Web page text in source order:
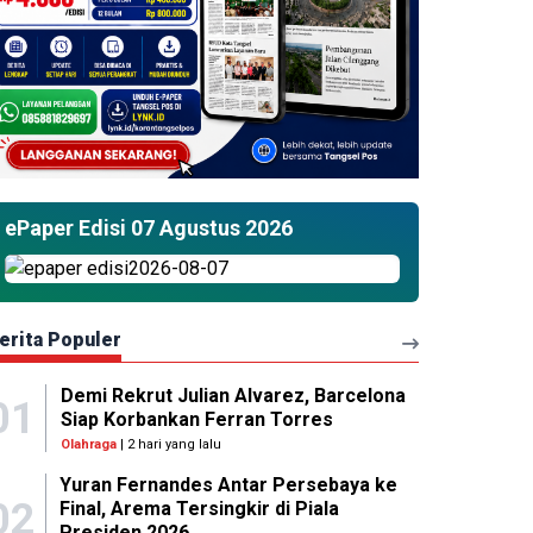
ePaper Edisi 07 Agustus 2026
Populer
Demi Rekrut Julian Alvarez, Barcelona
Siap Korbankan Ferran Torres
Olahraga| 2 hari yang lalu
Yuran Fernandes Antar Persebaya ke
Final, Arema Tersingkir di Piala